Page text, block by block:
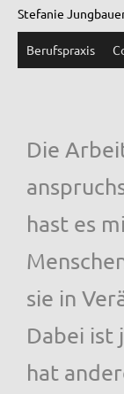
Stefanie
Berufspraxis
Die
hast es
sie in
Dabei ist
hat